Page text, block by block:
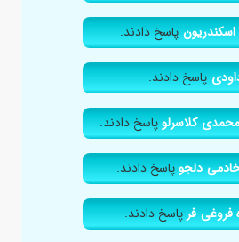
اسکندریونپاسخ دادند.
پاسخ دادند.
محمدی کلاسرلوپاسخ دادند.
خادمی دلجوپاسخ دادند.
فروغی فرپاسخ دادند.